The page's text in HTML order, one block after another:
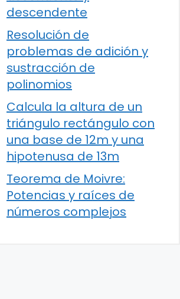
descendente
Resolución de
problemas de adición y
sustracción de
polinomios
Calcula la altura de un
triángulo rectángulo con
una base de 12m y una
hipotenusa de 13m
Teorema de Moivre:
Potencias y raíces de
números complejos